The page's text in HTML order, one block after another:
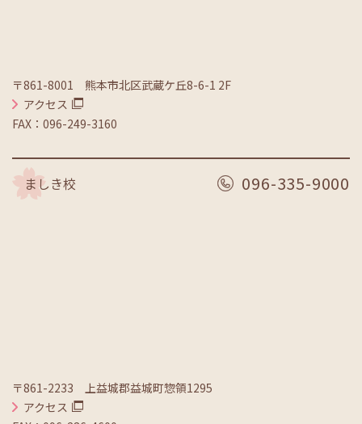
〒861-8001 熊本市北区武蔵ケ丘8-6-1 2F
アクセス
FAX：096-249-3160
ましき校 096-335-9000
〒861-2233 上益城郡益城町惣領1295
アクセス